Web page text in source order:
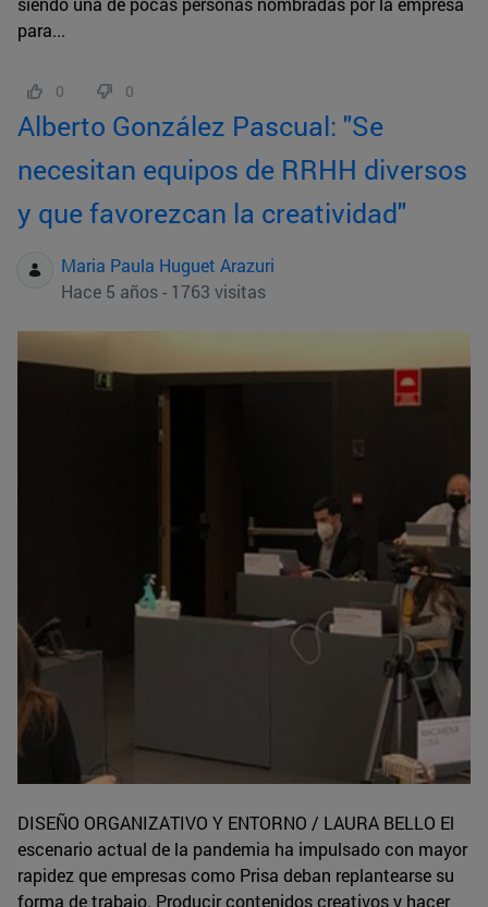
para...
0 0
Alberto González Pascual: "Se
necesitan equipos de RRHH diversos
y que favorezcan la creatividad"
Maria Paula Huguet Arazuri
Hace 5 años - 1763 visitas
DISEÑO ORGANIZATIVO Y ENTORNO / LAURA BELLO El
escenario actual de la pandemia ha impulsado con mayor
rapidez que empresas como Prisa deban replantearse su
forma de trabajo. Producir contenidos creativos y hacer